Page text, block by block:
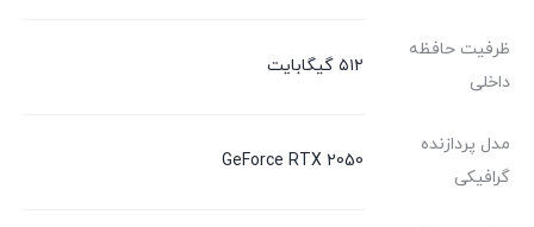
ظرفیت حافظه
داخلی
۵۱۲ گیگابایت
مدل پردازنده
گرافیکی
GeForce RTX 2050